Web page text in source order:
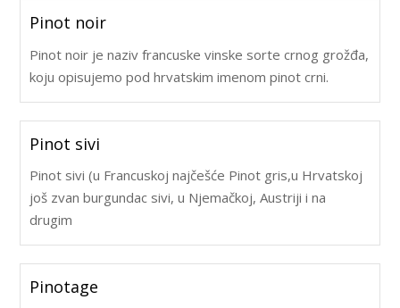
Pinot noir
Pinot noir je naziv francuske vinske sorte crnog grožđa,
koju opisujemo pod hrvatskim imenom pinot crni.
Pinot sivi
Pinot sivi (u Francuskoj najčešće Pinot gris,u Hrvatskoj
još zvan burgundac sivi, u Njemačkoj, Austriji i na
drugim
Pinotage